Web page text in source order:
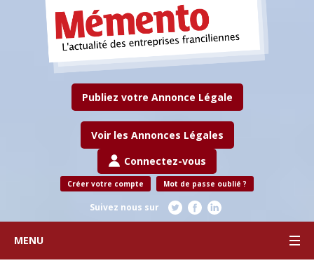
Publiez votre Annonce Légale
Voir les Annonces Légales
Connectez-vous
Créer votre compte Mot de passe oublié ?
Suivez nous sur
MENU